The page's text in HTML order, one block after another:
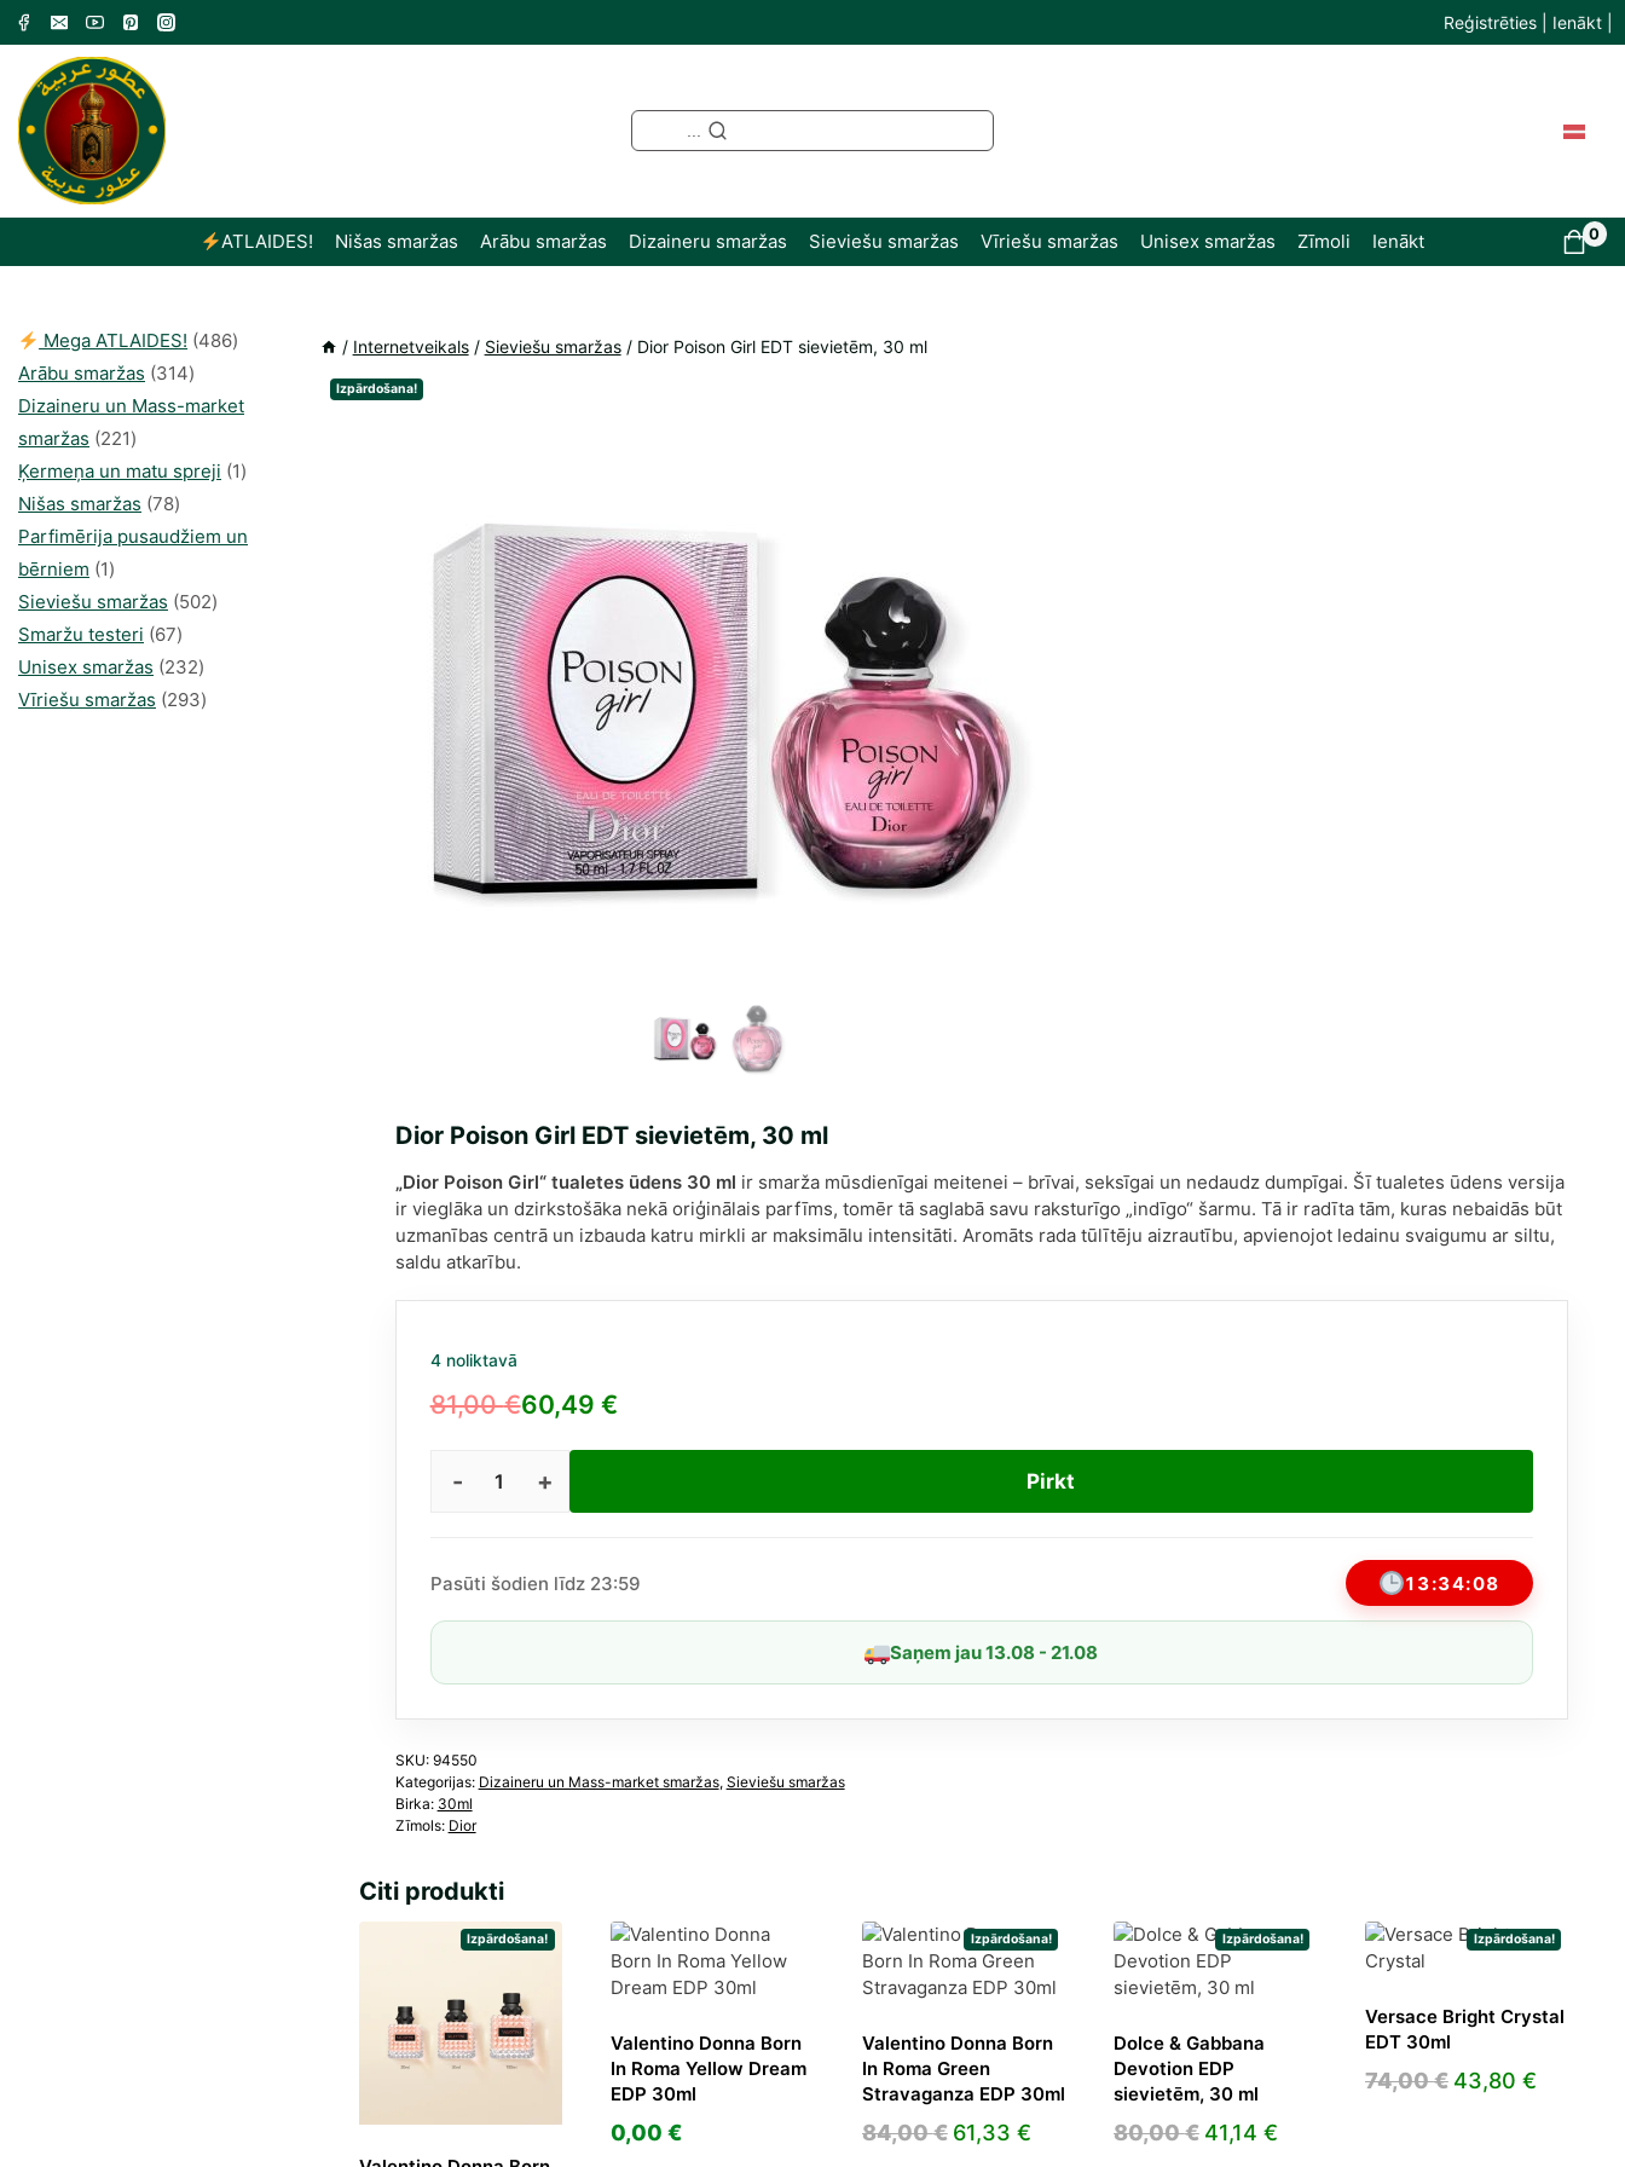
Skip
content
Reģistrēties | Ienākt |
ATLAIDES! Nišas smaržas Arābu smaržas Dizaineru smaržas Sieviešu smaržas Vīriešu smaržas Unisex smaržas Zīmoli Ienākt 0
/ Internetveikals / Sieviešu smaržas / Dior Poison Girl EDT sievietēm, 30 ml
Izpārdošana!
Dior Poison Girl EDT sievietēm, 30 ml
„Dior Poison Girl“ tualetes ūdens 30 ml ir smarža mūsdienīgai meitenei – brīvai, seksīgai un nedaudz dumpīgai. Šī tualetes ūdens versija
ir vieglāka un dzirkstošāka nekā oriģinālais parfīms, tomēr tā saglabā savu raksturīgo „indīgo“ šarmu. Tā ir radīta tām, kuras nebaidās būt
uzmanības centrā un izbauda katru mirkli ar maksimālu intensitāti. Aromāts rada tūlītēju aizrautību, apvienojot ledainu svaigumu ar siltu,
saldu atkarību.
4 noliktavā
81,00€
Original
60,49 €
Current
Dior
EDT
30
daudzums
Pirkt
Pasūti šodien līdz 23:59 13:34:08
Saņem jau 13.08 - 21.08
SKU: 94550
Kategorijas: Dizaineru un Mass-market smaržas, Sieviešu smaržas
Birka: 30ml
Zīmols: Dior
Citi produkti
Izpārdošana!
Valentino Donna Born
In Roma Yellow Dream
EDP 30ml
0,00 €
Izpārdošana!
Valentino Donna Born
In Roma Green
Stravaganza EDP 30ml
84,00€ Original
61,33 €Current
Izpārdošana!
Dolce & Gabbana
Devotion EDP
sievietēm, 30 ml
80,00€ Original
41,14 €Current
Izpārdošana!
Versace Bright Crystal
EDT 30ml
74,00€ Original
43,80 €Current
Mega ATLAIDES! 486486
Arābu smaržas 314314
produkti
Dizaineru un Mass-market
smaržas 221221
produkts
Ķermeņa un matu spreji 11
Nišas smaržas 7878
produkts
Parfimērija pusaudžiem un
bērniem 11
produkti
Sieviešu smaržas 502502
Smaržu testeri 6767
produkts
Unisex smaržas 232232
produkts
Vīriešu smaržas 293293